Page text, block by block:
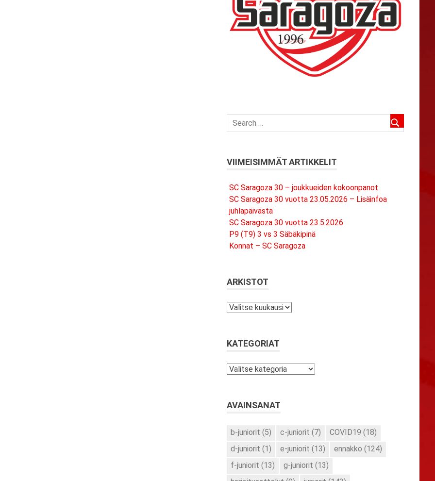
VIIMEISIMMÄT ARTIKKELIT
SC Saragoza 30 – joukkueiden kokoonpanot
SC Saragoza 30 vuotta 23.05.2026 – Lisäinfoa
juhlapäivästä
SC Saragoza 30 vuotta 23.5.2026
P9 (T9) 3 vs 3 Säbäkipinä
Konnat – SC Saragoza
ARKISTOT
Arkistot
KATEGORIAT
Kategoriat
AVAINSANAT
b-juniorit (5) c-juniorit (7) COVID19 (18)
d-juniorit (1) e-juniorit (13) ennakko (124)
f-juniorit (13) g-juniorit (13)